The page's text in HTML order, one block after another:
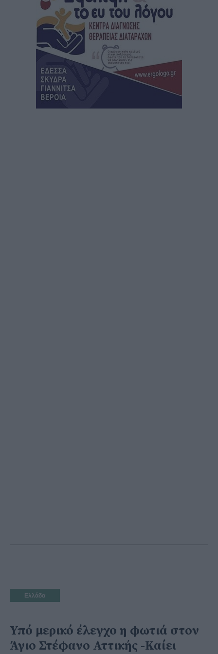
Ελλάδα
Υπό μερικό έλεγχο η φωτιά στον
Άγιο Στέφανο Αττικής -Καίει